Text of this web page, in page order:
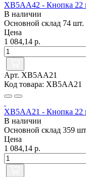
XB5AA42 - Кнопка 22
В наличии
Основной склад 74 шт.
Цена
1 084,14 р.
Арт. XB5AA21
Код товара: XB5AA21
XB5AA21 - Кнопка 22
В наличии
Основной склад 359
Цена
1 084,14 р.